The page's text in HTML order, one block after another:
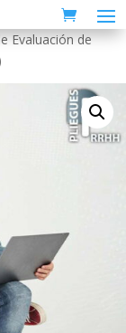
Evaluación de